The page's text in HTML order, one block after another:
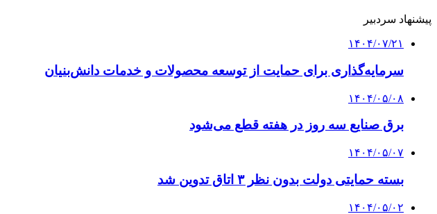
پیشنهاد سردبیر
۱۴۰۴/۰۷/۲۱
سرمایه‌گذاری برای حمایت از توسعه محصولات و خدمات دانش‌بنیان
۱۴۰۴/۰۵/۰۸
برق صنایع سه روز در هفته قطع می‌شود
۱۴۰۴/۰۵/۰۷
بسته حمایتی دولت بدون نظر ۳ اتاق تدوین شد
۱۴۰۴/۰۵/۰۲